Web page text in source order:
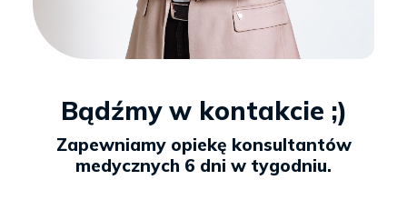
Bądźmy w kontakcie ;)